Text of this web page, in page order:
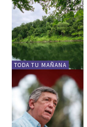
TODA TU MAÑANA